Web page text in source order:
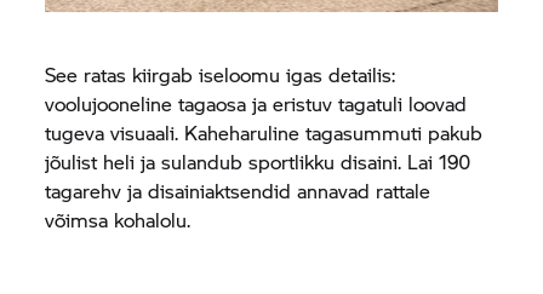
See ratas kiirgab iseloomu igas detailis:
voolujooneline tagaosa ja eristuv tagatuli loovad
tugeva visuaali. Kaheharuline tagasummuti pakub
jõulist heli ja sulandub sportlikku disaini. Lai 190
tagarehv ja disainiaktsendid annavad rattale
võimsa kohalolu.